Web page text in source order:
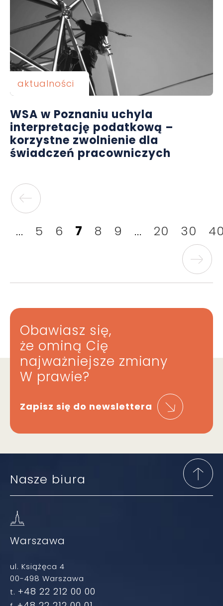
aktualności
WSA w Poznaniu uchyla
interpretację podatkową –
korzystne zwolnienie dla
świadczeń pracowniczych
... 5 6 7 8 9 ... 20 30
Obawiasz się,
że ominą Cię
najważniejsze zmiany
W prawie?
Zapisz się do newslettera
Nasze biura
Warszawa
ul. Książęca 4
00-498 Warszawa
t. +48 22 212 00 00